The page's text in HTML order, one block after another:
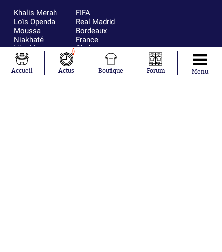
Khalis Merah
Loïs Openda
Moussa
Niakhaté
Nicolás
Tagliafico
Pavel Šulc
Gauthier Hein
FIFA
Real Madrid
Bordeaux
France
Chelsea
Paris Saint-
Germain
Olympique
Accueil
1
Actus Boutique Forum Menu